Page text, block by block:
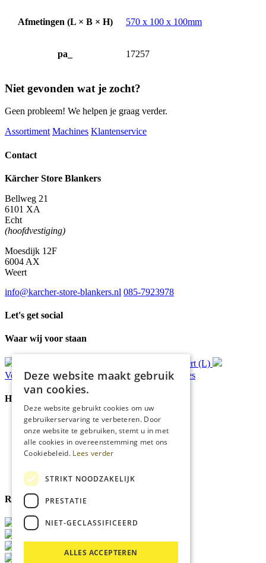
Afmetingen (L × B × H) 570 x 100 x 100mm
pa_ 17257
Niet gevonden wat je zocht?
Geen probleem! We helpen je graag verder.
Assortiment Machines Klantenservice
Contact
Kärcher Store Blankers
Bellweg 21
6101 XA
Echt
(hoofdvestiging)
Moesdijk 12F
6004 AX
Weert
info@karcher-store-blankers.nl 085-7923978
Let's get social
Waar wij voor staan
Ophalen in Echt of Weert (L)
Verzondenbinnen 48 uur* Persoonlijk advies
Handige Links
Home
Klantenservice
Over ons
Blog
Cookies
Reviewmerk
Deze website maakt gebruik
van cookies.
Deze website gebruikt cookies om uw
gebruikerservaring te verbeteren. Door
onze website te gebruiken, stemt u in met
alle cookies in overeenstemming met ons
Cookiebeleid. Lees verder
STRIKT NOODZAKELIJK
PRESTATIE
NIET-GECLASSIFICEERD
ALLES ACCEPTEREN